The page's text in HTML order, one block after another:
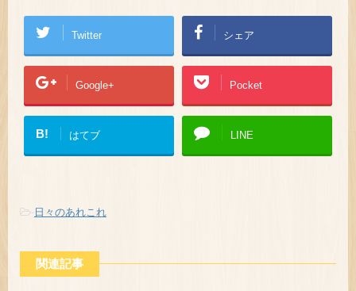
Twitter シェア
Google+ Pocket
B! はてブ LINE
- 日々のあれこれ
関連記事